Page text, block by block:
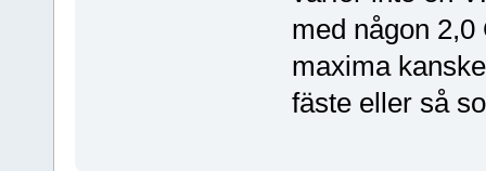
med någon
maxima
fäste eller så